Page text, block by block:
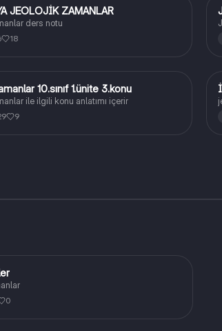
JEOLOJİK ZAMANLAR
ders notu
18
10.sınıf 1.ünite 3.konu
ile ilgili konu anlatımı içerir
9
0